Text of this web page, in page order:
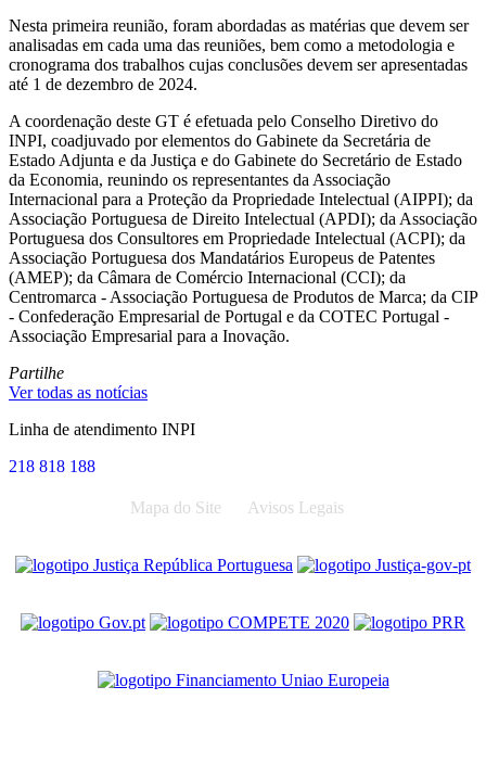
Nesta primeira reunião, foram abordadas as matérias que devem ser
analisadas em cada uma das reuniões, bem como a metodologia e
cronograma dos trabalhos cujas conclusões devem ser apresentadas
até 1 de dezembro de 2024.
A coordenação deste GT é efetuada pelo Conselho Diretivo do
INPI, coadjuvado por elementos do Gabinete da Secretária de
Estado Adjunta e da Justiça e do Gabinete do Secretário de Estado
da Economia, reunindo os representantes da Associação
Internacional para a Proteção da Propriedade Intelectual (AIPPI); da
Associação Portuguesa de Direito Intelectual (APDI); da Associação
Portuguesa dos Consultores em Propriedade Intelectual (ACPI); da
Associação Portuguesa dos Mandatários Europeus de Patentes
(AMEP); da Câmara de Comércio Internacional (CCI); da
Centromarca - Associação Portuguesa de Produtos de Marca; da CIP
- Confederação Empresarial de Portugal e da COTEC Portugal -
Associação Empresarial para a Inovação.
Partilhe
Ver todas as notícias
Linha de atendimento INPI
218 818 188
Mapa do Site Avisos Legais